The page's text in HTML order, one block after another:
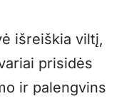
išreiškia viltį,
prisidės
ir palengvins